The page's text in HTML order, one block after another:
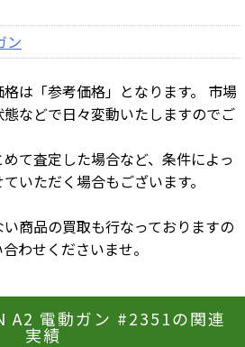
ン
は「参考価格」となります。 市場
などで日々変動いたしますのでご
て査定した場合など、条件によっ
いただく場合もございます。
商品の買取も行なっておりますの
わせくださいませ。
A2 電動ガン #2351の関連
実績